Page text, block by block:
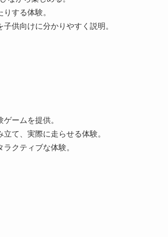
する体験。
供向けに分かりやすく説明。
ームを提供。
て、実際に走らせる体験。
クティブな体験。